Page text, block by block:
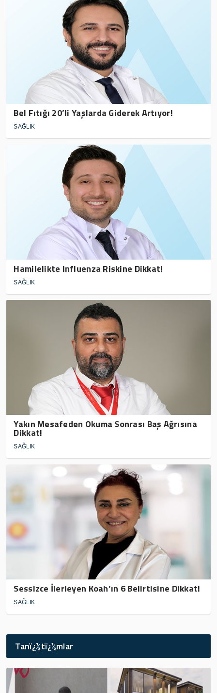
Bel Fıtığı 20’li Yaşlarda Giderek Artıyor!
SAĞLIK
Hamilelikte Influenza Riskine Dikkat!
SAĞLIK
Yakın Mesafeden Okuma Sonrası Baş Ağrısına
Dikkat!
SAĞLIK
Sessizce İlerleyen Koah’ın 6 Belirtisine Dikkat!
SAĞLIK
Tanï¿½tï¿½mlar